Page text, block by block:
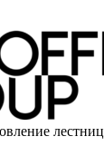
лестниц